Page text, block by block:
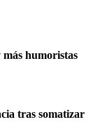
humoristas
tras somatizar